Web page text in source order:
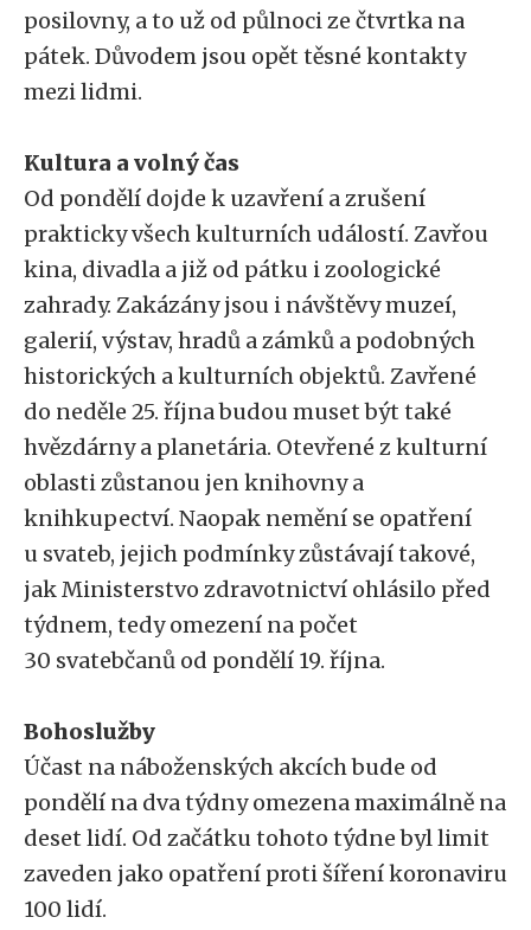
posilovny, a to už od půlnoci ze čtvrtka na
pátek. Důvodem jsou opět těsné kontakty
mezi lidmi.
Kultura a volný čas
Od pondělí dojde k uzavření a zrušení
prakticky všech kulturních událostí. Zavřou
kina, divadla a již od pátku i zoologické
zahrady. Zakázány jsou i návštěvy muzeí,
galerií, výstav, hradů a zámků a podobných
historických a kulturních objektů. Zavřené
do neděle 25. října budou muset být také
hvězdárny a planetária. Otevřené z kulturní
oblasti zůstanou jen knihovny a
knihkupectví. Naopak nemění se opatření
u svateb, jejich podmínky zůstávají takové,
jak Ministerstvo zdravotnictví ohlásilo před
týdnem, tedy omezení na počet
30 svatebčanů od pondělí 19. října.
Bohoslužby
Účast na náboženských akcích bude od
pondělí na dva týdny omezena maximálně na
deset lidí. Od začátku tohoto týdne byl limit
zaveden jako opatření proti šíření koronaviru
100 lidí.